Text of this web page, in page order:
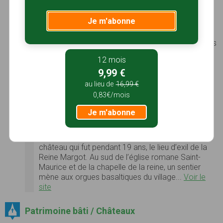
Saint-Floret
C’est en contrebas d’un château féodal du XIIIe S,
dans la vallée de la Couze-Pavin queSaint-Floret
a disposé ses maisons aux murs de pierres et toits
de tuiles rondes. Dans le donjon du château, une
salle voûtée de style gothique renferme des
fresques peintes au XIVe S racontant l’histoire de
Tristan et Yseut...Voir le site
Accroché à un piton volcanique face à la chaîne
des puys, aux monts Dore et au plateau du
Cézallier,Ussonet ses maisons vigneronnes de
château qui fut pendant 19 ans, le lieu d’exil de la
Reine Margot. Au sud de l’église romane Saint-
Maurice et de la chapelle de la reine, un sentier
mène aux orgues basaltiques du village... Voir le
site
Patrimoine bâti / Châteaux
Je m'abonne
12 mois
9,99 €
au lieu de 16,99 €
0,83€/mois
Je m'abonne